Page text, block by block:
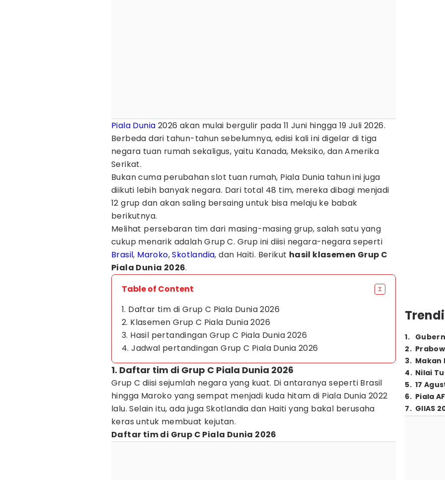
Piala Dunia 2026 akan mulai bergulir pada 11 Juni hingga 19 Juli 2026.
Berbeda dari tahun-tahun sebelumnya, edisi kali ini digelar di tiga
negara tuan rumah sekaligus, yaitu Kanada, Meksiko, dan Amerika
Serikat.
Bukan cuma perubahan slot tuan rumah, Piala Dunia tahun ini juga
diikuti lebih banyak negara. Dari total 48 tim, mereka dibagi menjadi
12 grup dan akan saling bersaing untuk bisa melaju ke babak
berikutnya.
Melihat persebaran tim dari masing-masing grup, salah satu yang
cukup menarik adalah Grup C. Grup ini diisi negara-negara seperti
Brasil, Maroko,Skotlandia, dan Haiti. Berikut hasil klasemen Grup C
Piala Dunia 2026.
Table of Content
1. Daftar tim di Grup C Piala Dunia 2026
2. Klasemen Grup C Piala Dunia 2026
3. Hasil pertandingan Grup C Piala Dunia 2026
4. Jadwal pertandingan Grup C Piala Dunia 2026
1. Daftar tim di Grup C Piala Dunia 2026
Grup C diisi sejumlah negara yang kuat. Di antaranya seperti Brasil
hingga Maroko yang sempat menjadi kuda hitam di Piala Dunia 2022
lalu. Selain itu, ada juga Skotlandia dan Haiti yang bakal berusaha
keras untuk membuat kejutan.
Daftar tim di Grup C Piala Dunia 2026
1.
2.
3. Makan
4. Nilai
5. 17
6. Piala
7. GIIAS